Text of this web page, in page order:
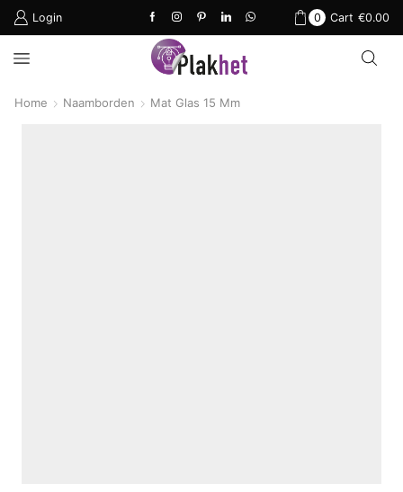
Login 0 Cart €0.00
Home Naamborden Mat Glas 15 Mm